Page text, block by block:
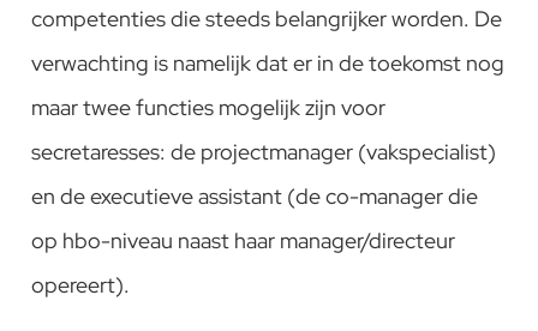
competenties die steeds belangrijker worden. De
verwachting is namelijk dat er in de toekomst nog
maar twee functies mogelijk zijn voor
secretaresses: de projectmanager (vakspecialist)
en de executieve assistant (de co-manager die
op hbo-niveau naast haar manager/directeur
opereert).